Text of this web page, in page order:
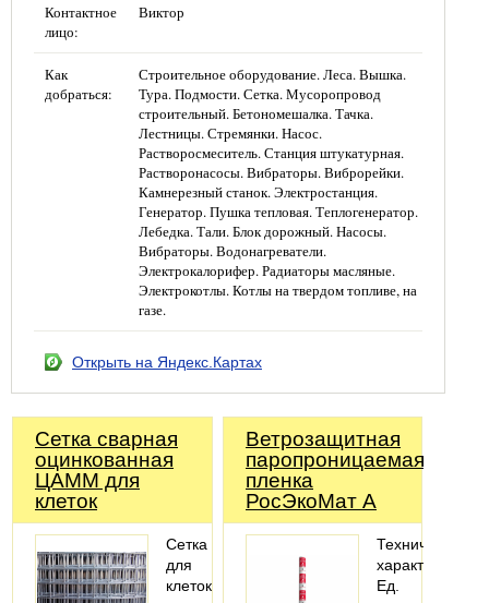
Контактное
лицо:
Виктор
Как
добраться:
Строительное оборудование. Леса. Вышка.
Тура. Подмости. Сетка. Мусоропровод
строительный. Бетономешалка. Тачка.
Лестницы. Стремянки. Насос.
Растворосмеситель. Станция штукатурная.
Растворонасосы. Вибраторы. Виброрейки.
Камнерезный станок. Электростанция.
Генератор. Пушка тепловая. Теплогенератор.
Лебедка. Тали. Блок дорожный. Насосы.
Вибраторы. Водонагреватели.
Электрокалорифер. Радиаторы масляные.
Электрокотлы. Котлы на твердом топливе, на
газе.
Открыть на Яндекс.Картах
Сетка сварная
оцинкованная
ЦАММ для
клеток
Сетка
для
клеток
Ветрозащитная
паропроницаемая
пленка
РосЭкоМат А
Технические
характеристики
Ед.